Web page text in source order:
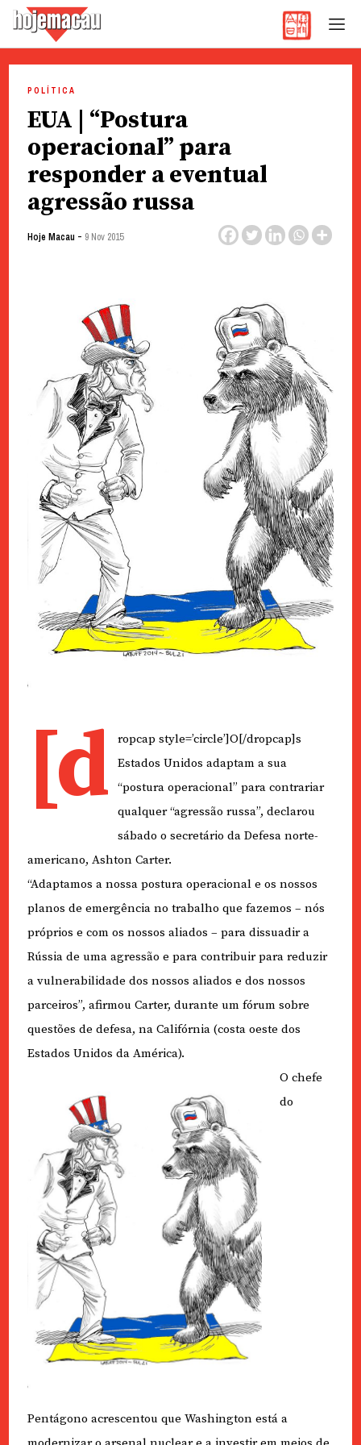
content
POLÍTICA
EUA | “Postura
operacional” para
responder a eventual
agressão russa
Hoje Macau - 9 Nov 2015
[d
ropcap style=’circle’]O[/dropcap]s
Estados Unidos adaptam a sua
“postura operacional” para contrariar
qualquer “agressão russa”, declarou
sábado o secretário da Defesa norte-
americano, Ashton Carter.
“Adaptamos a nossa postura operacional e os nossos
planos de emergência no trabalho que fazemos – nós
próprios e com os nossos aliados – para dissuadir a
Rússia de uma agressão e para contribuir para reduzir
a vulnerabilidade dos nossos aliados e dos nossos
parceiros”, afirmou Carter, durante um fórum sobre
questões de defesa, na Califórnia (costa oeste dos
Estados Unidos da América).
O chefe
do
Pentágono acrescentou que Washington está a